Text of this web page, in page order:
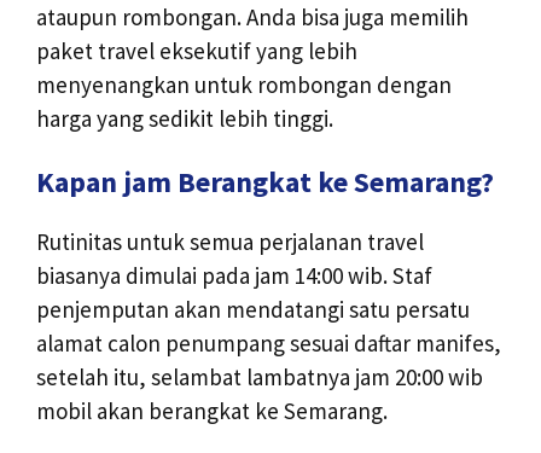
ataupun rombongan. Anda bisa juga memilih
paket travel eksekutif yang lebih
menyenangkan untuk rombongan dengan
harga yang sedikit lebih tinggi.
Kapan jam Berangkat ke Semarang?
Rutinitas untuk semua perjalanan travel
biasanya dimulai pada jam 14:00 wib. Staf
penjemputan akan mendatangi satu persatu
alamat calon penumpang sesuai daftar manifes,
setelah itu, selambat lambatnya jam 20:00 wib
mobil akan berangkat ke Semarang.